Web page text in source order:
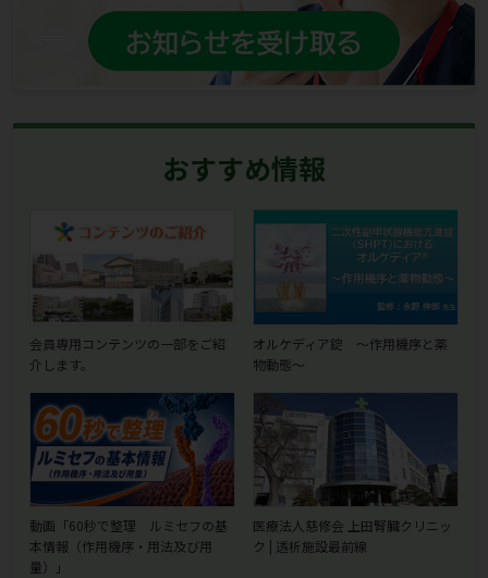
おすすめ情報
会員専用コンテンツの一部をご紹
介します。
オルケディア錠 ～作用機序と薬
物動態～
動画「60秒で整理 ルミセフの基
本情報（作用機序・用法及び用
量）」
医療法人慈修会 上田腎臓クリニッ
ク | 透析施設最前線